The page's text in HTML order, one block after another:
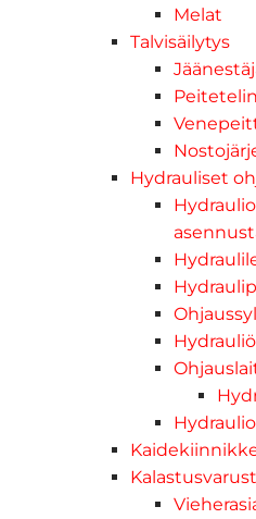
Melat
Talvisäilytys
Hydrauliset